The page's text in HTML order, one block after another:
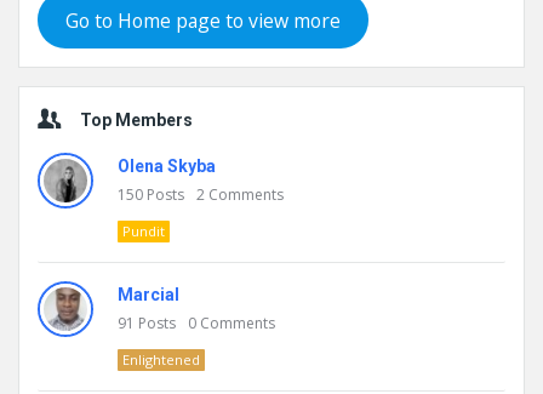
Go to Home page to view more
Top Members
Olena Skyba
150 Posts 2 Comments
Pundit
Marcial
91 Posts 0 Comments
Enlightened